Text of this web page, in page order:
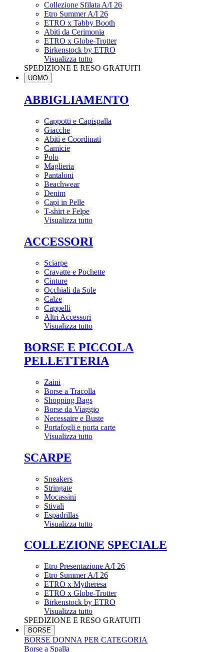
Collezione Sfilata A/I 26
Etro Summer A/I 26
ETRO x Tabby Booth
Abiti da Cerimonia
ETRO x Globe-Trotter
Birkenstock by ETRO
Visualizza tutto
SPEDIZIONE E RESO GRATUITI
UOMO
ABBIGLIAMENTO
Cappotti e Capispalla
Giacche
Abiti e Coordinati
Camicie
Polo
Maglieria
Pantaloni
Beachwear
Denim
Capi in Pelle
T-shirt e Felpe
Visualizza tutto
ACCESSORI
Sciarpe
Cravatte e Pochette
Cinture
Occhiali da Sole
Calze
Cappelli
Altri Accessori
Visualizza tutto
BORSE E PICCOLA
PELLETTERIA
Zaini
Borse a Tracolla
Shopping Bags
Borse da Viaggio
Necessaire e Buste
Portafogli e porta carte
Visualizza tutto
SCARPE
Sneakers
Stringate
Mocassini
Stivali
Espadrillas
Visualizza tutto
COLLEZIONE SPECIALE
Etro Presentazione A/I 26
Etro Summer A/I 26
ETRO x Mytheresa
ETRO x Globe-Trotter
Birkenstock by ETRO
Visualizza tutto
SPEDIZIONE E RESO GRATUITI
BORSE
BORSE DONNA PER CATEGORIA
Borse a Spalla